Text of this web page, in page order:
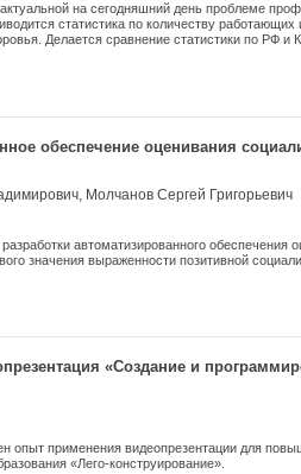
на сегодняшний день проблеме
статистика по количеству
Делается сравнение статистики по РФ и
мастерства «Абилимпикс» и
«Абилимпикс» с 2015 по 2021 годы и
на примере колледжа-интерната.
синтез, обобщение, методы математической
обеспечение оценивания
Молчанов Сергей Григорьевич
автоматизированного обеспечения
значения выраженности позитивной
«Создание и
опыт применения видеопрезентации для
«Лего-конструирование».